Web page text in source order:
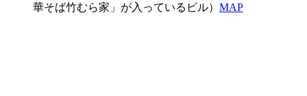
華そば竹むら家」が入っているビル） MAP